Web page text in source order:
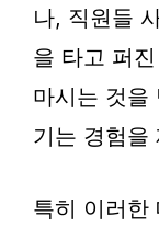
나, 직원들
을 타고 퍼
마시는 것을
기는 경험을
특히 이러한